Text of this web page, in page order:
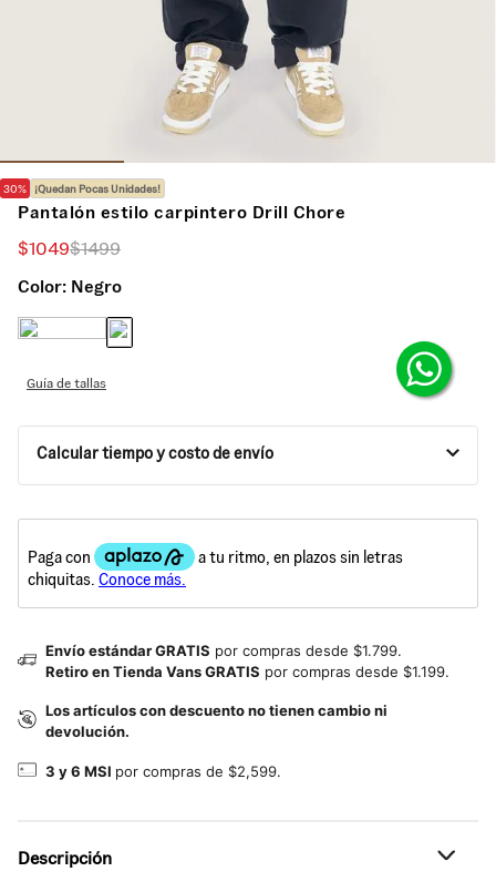
¡Quedan Pocas Unidades!
30%
Pantalón estilo carpintero Drill Chore
$1049$1499
Color: Negro
Guía de tallas
Calcular tiempo y costo de envío
Envío estándar GRATIS por compras desde $1.799.
Retiro en Tienda Vans GRATIS por compras desde $1.199.
Los artículos con descuento no tienen cambio ni
devolución.
3 y 6 MSI por compras de $2,599.
Descripción